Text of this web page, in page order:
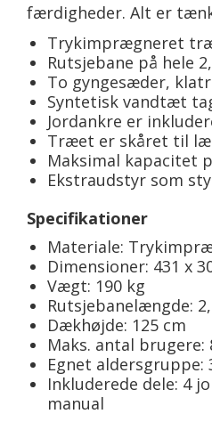
færdigheder. Alt er
Trykimprægneret
Rutsjebane på hele
To gyngesæder,
Syntetisk vandtæt
Jordankre er
Træet er skåret til
Maksimal kapacitet
Ekstraudstyr som
Specifikationer
Materiale:
Dimensioner: 431 x
Vægt: 190 kg
Rutsjebanelængde:
Dækhøjde: 125 cm
Maks. antal brugere:
Egnet aldersgruppe:
Inkluderede dele: 4
manual